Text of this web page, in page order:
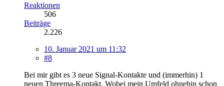
Reaktionen
506
Beiträge
2.226
10. Januar 2021 um 11:32
#8
Bei mir gibt es 3 neue Signal-Kontakte und (immerhin) 1
neuen Threema-Kontakt. Wobei mein Umfeld ohnehin schon